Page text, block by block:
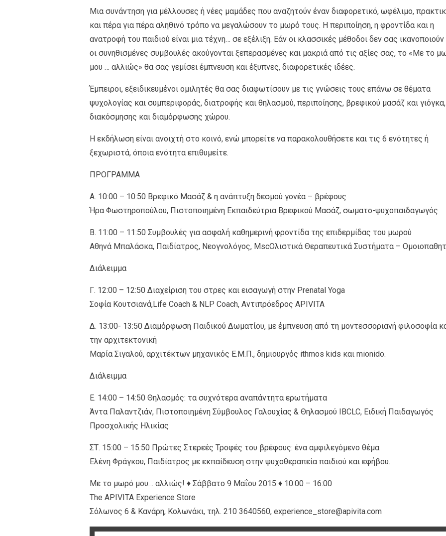
Μια συνάντηση για μέλλουσες ή νέες μαμάδες που αναζητούν έναν διαφορετικό, ωφέλιμο,
και πέρα για πέρα αληθινό τρόπο να μεγαλώσουν το μωρό τους. Η περιποίηση, η φροντίδα και η
ανατροφή του παιδιού είναι μια τέχνη… σε εξέλιξη. Εάν οι κλασσικές μέθοδοι δεν σας ικανοποιούν
οι συνηθισμένες συμβουλές ακούγονται ξεπερασμένες και μακριά από τις αξίες σας, το «Με το
μου … αλλιώς» θα σας γεμίσει έμπνευση και έξυπνες, διαφορετικές ιδέες.
Έμπειροι, εξειδικευμένοι ομιλητές θα σας διαφωτίσουν με τις γνώσεις τους επάνω σε θέματα
ψυχολογίας και συμπεριφοράς, διατροφής και θηλασμού, περιποίησης, βρεφικού μασάζ και γιόγκα,
διακόσμησης και διαμόρφωσης χώρου.
Η εκδήλωση είναι ανοιχτή στο κοινό, ενώ μπορείτε να παρακολουθήσετε και τις 6 ενότητες ή
ξεχωριστά, όποια ενότητα επιθυμείτε.
ΠΡΟΓΡΑΜΜΑ
Α. 10:00 – 10:50 Βρεφικό Μασάζ & η ανάπτυξη δεσμού γονέα – βρέφους
Ήρα Φωστηροπούλου, Πιστοποιημένη Εκπαιδεύτρια Βρεφικού Μασάζ, σωματο-ψυχοπαιδαγωγός
Β. 11:00 – 11:50 Συμβουλές για ασφαλή καθημερινή φροντίδα της επιδερμίδας του μωρού
Αθηνά Μπαλάσκα, Παιδίατρος, Nεογνολόγος, MscOλιστικά Θεραπευτικά Συστήματα –
Διάλειμμα
Γ. 12:00 – 12:50 Διαχείριση του στρες και εισαγωγή στην Prenatal Yoga
Σοφία Κουτσιανά,Life Coach & NLP Coach, Αντιπρόεδρος APIVITA
Δ. 13:00- 13:50 Διαμόρφωση Παιδικού Δωματίου, με έμπνευση από τη μοντεσσοριανή φιλοσοφία
την αρχιτεκτονική
Μαρία Σιγαλού, αρχιτέκτων μηχανικός Ε.Μ.Π., δημιουργός ithmos kids και mionido.
Διάλειμμα
Ε. 14:00 – 14:50 Θηλασμός: τα συχνότερα αναπάντητα ερωτήματα
Άντα Παλαντζιάν, Πιστοποιημένη Σύμβουλος Γαλουχίας & Θηλασμού IBCLC, Ειδική Παιδαγωγός
Προσχολικής Ηλικίας
ΣΤ. 15:00 – 15:50 Πρώτες Στερεές Τροφές του βρέφους: ένα αμφιλεγόμενο θέμα
Ελένη Φράγκου, Παιδίατρος με εκπαίδευση στην ψυχοθεραπεία παιδιού και εφήβου.
Mε το μωρό μου… αλλιώς! ♦ Σάββατο 9 Μαΐου 2015 ♦ 10:00 – 16:00
Τhe APIVITA Experience Store
Σόλωνος 6 & Κανάρη, Κολωνάκι, τηλ. 210 3640560, experience_store@apivita.com